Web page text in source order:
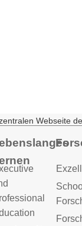
Webseite